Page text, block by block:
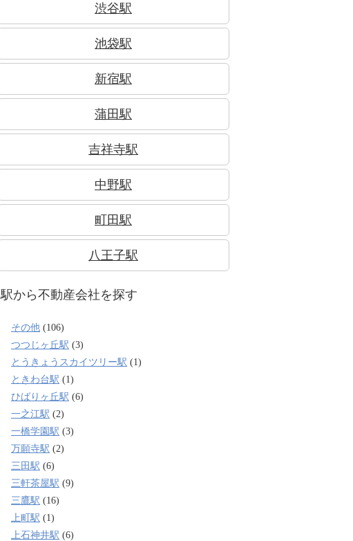
渋谷駅
池袋駅
新宿駅
蒲田駅
吉祥寺駅
中野駅
町田駅
八王子駅
駅から不動産会社を探す
その他 (106)
つつじヶ丘駅 (3)
とうきょうスカイツリー駅 (1)
ときわ台駅 (1)
ひばりヶ丘駅 (6)
一之江駅 (2)
一橋学園駅 (3)
万願寺駅 (2)
三田駅 (6)
三軒茶屋駅 (9)
三鷹駅 (16)
上町駅 (1)
上石神井駅 (6)